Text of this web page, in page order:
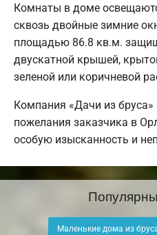
Комнаты в доме
сквозь двойные зимние
площадью 86.8 кв.м.
двускатной крышей,
зеленой или коричневой
Компания «Дачи из
пожелания заказчика в
особую изысканность и
Маленькие дома из